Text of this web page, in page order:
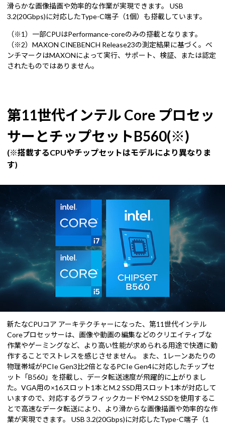
滑らかな画像描画や効率的な作業が実現できます。 USB
3.2(20Gbps)に対応したType-C端子（1個）も搭載しています。
（※1）一部CPUはPerformance-coreのみの搭載となります。
（※2）MAXON CINEBENCH Release23の測定結果に基づく。ベ
ンチマークはMAXONによって実行、サポート、検証、または認定
されたものではありません。
第11世代インテル Core プロセッ
サーとチップセットB560(※)
(※搭載するCPUやチップセットはモデルにより異なりま
す)
新たなCPUコア アーキテクチャーになった、第11世代インテル
Coreプロセッサーは、画像や動画の編集などのクリエイティブな
作業やゲーミングなど、より高い性能が求められる用途で快適に動
作することでストレスを感じさせません。 また、1レーンあたりの
物理帯域がPCIe Gen3比2倍となるPCIe Gen4に対応したチップセ
ット「B560」を搭載し、データ転送速度が飛躍的に上がりまし
た。VGA用の×16スロット1本とM.2 SSD用スロット1本が対応して
いますので、対応するグラフィックカードやM.2 SSDを使用するこ
とで高速なデータ転送により、より滑からな画像描画や効率的な作
業が実現できます。 USB 3.2(20Gbps)に対応したType-C端子（1